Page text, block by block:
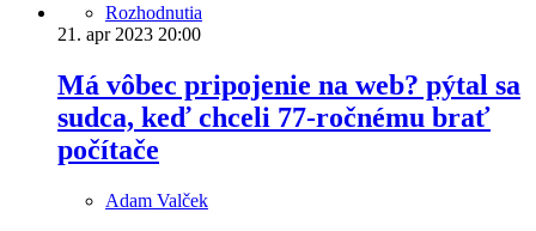
Rozhodnutia
21. apr 2023 20:00
Má vôbec pripojenie na web? pýtal sa
sudca, keď chceli 77-ročnému brať
počítače
Adam Valček